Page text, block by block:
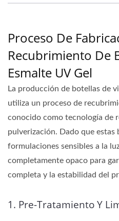
Proceso De
Recubrimiento De
Esmalte UV Gel
La producción de botellas de
utiliza un proceso de
conocido como tecnología de
pulverización. Dado que estas
formulaciones sensibles a la
completamente opaco para
completa y la estabilidad del
1. Pre-Tratamiento Y